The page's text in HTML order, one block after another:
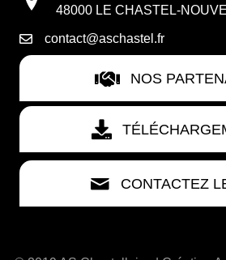
48000 LE CHASTEL-
contact@aschastel.fr
NOS
CONTACTEZ